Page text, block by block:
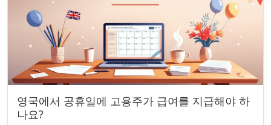
영국에서 공휴일에 고용주가 급여를 지급해야 하
나요?